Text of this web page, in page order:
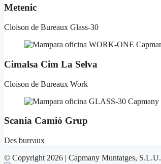
Metenic
Cloison de Bureaux Glass-30
Cimalsa Cim La Selva
Cloison de Bureaux Work
Scania Camió Grup
Des bureaux
© Copyright 2026 | Capmany Muntatges, S.L.U.